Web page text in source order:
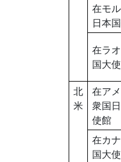
在モ
日本
在ラ
国大
北
米
在ア
衆国
使館
在カ
国大